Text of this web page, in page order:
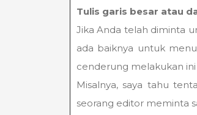
Tulis garis besar atau
Jika Anda telah diminta
ada baiknya untuk
cenderung melakukan
Misalnya, saya tahu
seorang editor meminta